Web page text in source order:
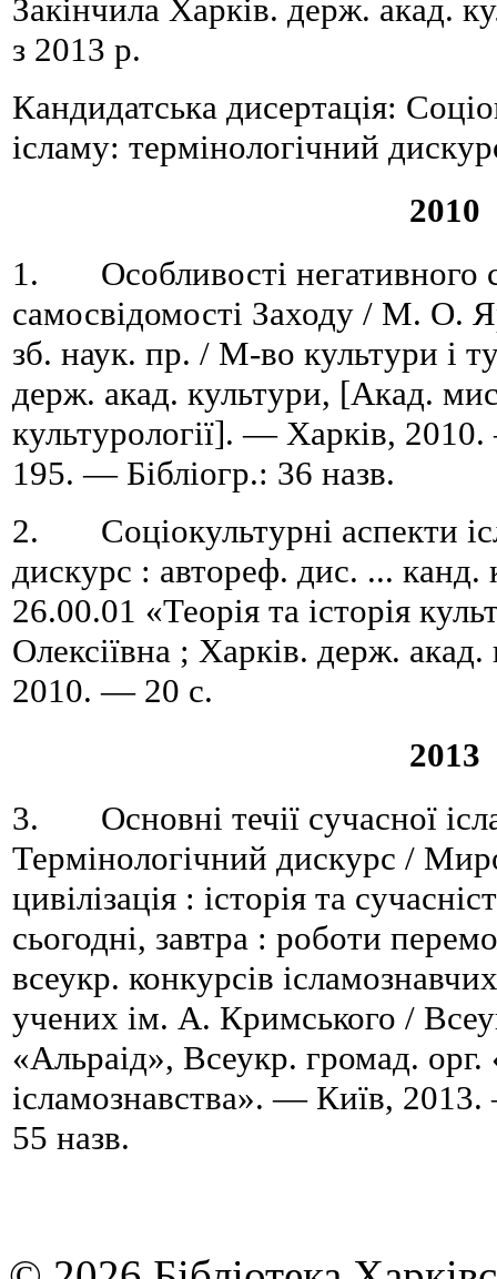
Закінчила Харків. держ. акад.
з 2013 р.
Кандидатська дисертація:
ісламу: термінологічний
2010
1. Особливості негативного
самосвідомості Заходу / М. О.
зб. наук. пр. / М-во культури і
держ. акад. культури, [Акад.
культурології]. — Харків,
195. — Бібліогр.: 36 назв.
2. Соціокультурні аспекти
дискурс : автореф. дис. ... канд.
26.00.01 «Теорія та історія
Олексіївна ; Харків. держ.
2010. — 20 с.
2013
3. Основні течії сучасної
Термінологічний дискурс /
цивілізація : історія та
сьогодні, завтра : роботи
всеукр. конкурсів
учених ім. А. Кримського /
«Альраід», Всеукр. громад.
ісламознавства». — Київ,
55 назв.